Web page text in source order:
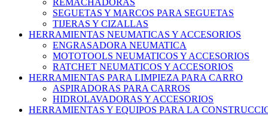
REMACHADORAS
SEGUETAS Y MARCOS PARA SEGUETAS
TIJERAS Y CIZALLAS
HERRAMIENTAS NEUMATICAS Y ACCESORIOS
ENGRASADORA NEUMATICA
MOTOTOOLS NEUMATICOS Y ACCESORIOS
RATCHET NEUMATICOS Y ACCESORIOS
HERRAMIENTAS PARA LIMPIEZA PARA CARRO
ASPIRADORAS PARA CARROS
HIDROLAVADORAS Y ACCESORIOS
HERRAMIENTAS Y EQUIPOS PARA LA